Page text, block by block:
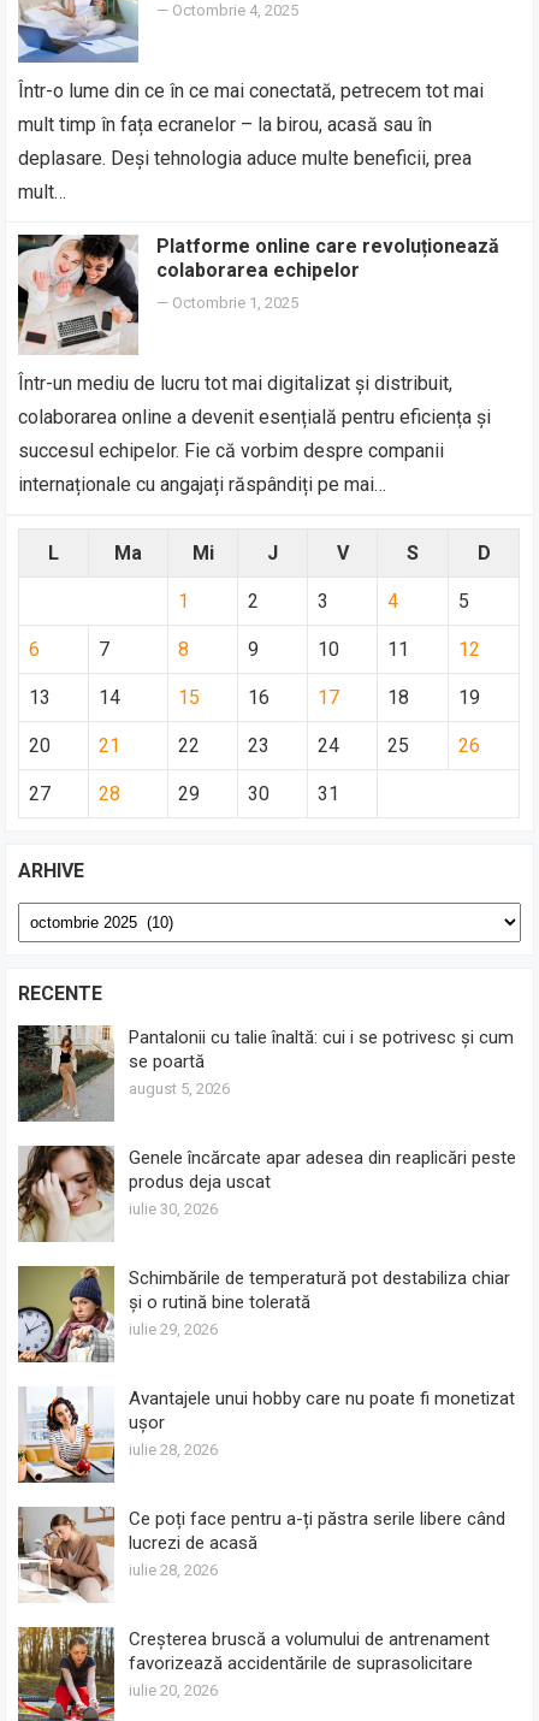
— Octombrie 4, 2025
Într-o lume din ce în ce mai conectată, petrecem tot mai
mult timp în fața ecranelor – la birou, acasă sau în
deplasare. Deși tehnologia aduce multe beneficii, prea
mult…
Platforme online care revoluționează
colaborarea echipelor
— Octombrie 1, 2025
Într-un mediu de lucru tot mai digitalizat și distribuit,
colaborarea online a devenit esențială pentru eficiența și
succesul echipelor. Fie că vorbim despre companii
internaționale cu angajați răspândiți pe mai…
L Ma Mi J V S D
1 2 3 4 5
6 7 8 9 10 11 12
13 14 15 16 17 18 19
20 21 22 23 24 25 26
27 28 29 30 31
ARHIVE
Arhive
RECENTE
Pantalonii cu talie înaltă: cui i se potrivesc și cum
se poartă
august 5, 2026
Genele încărcate apar adesea din reaplicări peste
produs deja uscat
iulie 30, 2026
Schimbările de temperatură pot destabiliza chiar
și o rutină bine tolerată
iulie 29, 2026
Avantajele unui hobby care nu poate fi monetizat
ușor
iulie 28, 2026
Ce poți face pentru a-ți păstra serile libere când
lucrezi de acasă
iulie 28, 2026
Creșterea bruscă a volumului de antrenament
favorizează accidentările de suprasolicitare
iulie 20, 2026